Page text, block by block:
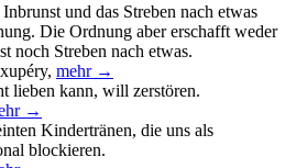
und das Streben nach etwas
Die Ordnung aber erschafft weder
noch Streben nach etwas.
, mehr →
lieben kann, will zerstören.
→
Kindertränen, die uns als
blockieren.